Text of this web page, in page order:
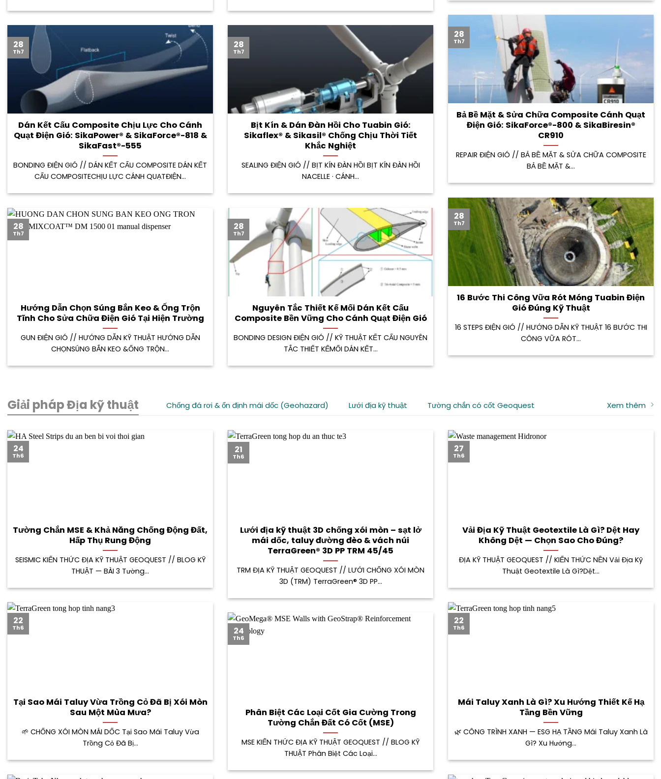
Bả Bề Mặt & Sửa Chữa Composite Cánh Quạt
Điện Gió: SikaForce®-800 & SikaBiresin®
CR910
REPAIR ĐIỆN GIÓ // BẢ BỀ MẶT & SỬA CHỮA COMPOSITE
BẢ BỀ MẶT &...
28
Th7
Dán Kết Cấu Composite Chịu Lực Cho Cánh
Quạt Điện Gió: SikaPower® & SikaForce®-818 &
SikaFast®-555
BONDING ĐIỆN GIÓ // DÁN KẾT CẤU COMPOSITE DÁN KẾT
CẤU COMPOSITECHỊU LỰC CÁNH QUẠTĐIỆN...
28
Th7
Bịt Kín & Dán Đàn Hồi Cho Tuabin Gió:
Sikaflex® & Sikasil® Chống Chịu Thời Tiết
Khắc Nghiệt
SEALING ĐIỆN GIÓ // BỊT KÍN ĐÀN HỒI BỊT KÍN ĐÀN HỒI
NACELLE · CÁNH...
28
Th7
16 Bước Thi Công Vữa Rót Móng Tuabin Điện
Gió Đúng Kỹ Thuật
16 STEPS ĐIỆN GIÓ // HƯỚNG DẪN KỸ THUẬT 16 BƯỚC THI
CÔNG VỮA RÓT...
28
Th7
Hướng Dẫn Chọn Súng Bắn Keo & Ống Trộn
Tĩnh Cho Sửa Chữa Điện Gió Tại Hiện Trường
GUN ĐIỆN GIÓ // HƯỚNG DẪN KỸ THUẬT HƯỚNG DẪN
CHỌNSÚNG BẮN KEO &ỐNG TRỘN...
28
Th7
Nguyên Tắc Thiết Kế Mối Dán Kết Cấu
Composite Bền Vững Cho Cánh Quạt Điện Gió
BONDING DESIGN ĐIỆN GIÓ // KỸ THUẬT KẾT CẤU NGUYÊN
TẮC THIẾT KẾMỐI DÁN KẾT...
28
Th7
Giải pháp Địa kỹ thuật Chống đá rơi & ổn định mái dốc (Geohazard) Lưới địa kỹ thuật Tường chắn có cốt Geoquest Xem thêm
Tường Chắn MSE & Khả Năng Chống Động Đất,
Hấp Thụ Rung Động
SEISMIC KIẾN THỨC ĐỊA KỸ THUẬT GEOQUEST // BLOG KỸ
THUẬT — BÀI 3 Tường...
24
Th6
Lưới địa kỹ thuật 3D chống xói mòn – sạt lở
mái dốc, taluy đường đèo & vách núi
TerraGreen® 3D PP TRM 45/45
TRM ĐỊA KỸ THUẬT GEOQUEST // LƯỚI CHỐNG XÓI MÒN
3D (TRM) TerraGreen® 3D PP...
21
Th6
Vải Địa Kỹ Thuật Geotextile Là Gì? Dệt Hay
Không Dệt — Chọn Sao Cho Đúng?
ĐỊA KỸ THUẬT GEOQUEST // KIẾN THỨC NỀN Vải Địa Kỹ
Thuật Geotextile Là Gì?Dệt...
27
Th6
Tại Sao Mái Taluy Vừa Trồng Cỏ Đã Bị Xói Mòn
Sau Một Mùa Mưa?
🌱 CHỐNG XÓI MÒN MÁI DỐC Tại Sao Mái Taluy Vừa
Trồng Cỏ Đã Bị...
22
Th6
Mái Taluy Xanh Là Gì? Xu Hướng Thiết Kế Hạ
Tầng Bền Vững
🌿 CÔNG TRÌNH XANH — ESG HẠ TẦNG Mái Taluy Xanh Là
Gì? Xu Hướng...
22
Th6
Phân Biệt Các Loại Cốt Gia Cường Trong
Tường Chắn Đất Có Cốt (MSE)
MSE KIẾN THỨC ĐỊA KỸ THUẬT GEOQUEST // BLOG KỸ
THUẬT Phân Biệt Các Loại...
24
Th6